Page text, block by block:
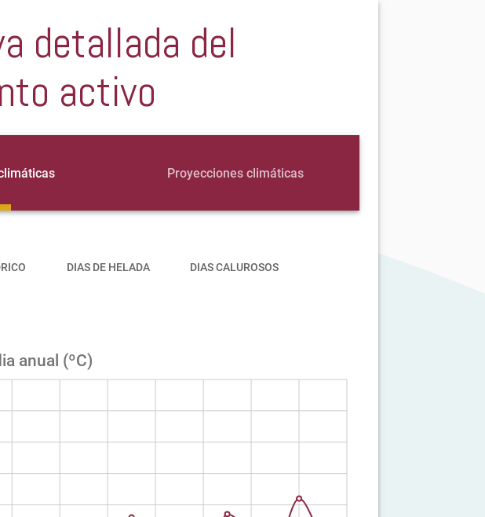
detallada del
activo
Proyecciones climáticas
DIAS DE HELADA DIAS CALUROSOS
anual (ºC)